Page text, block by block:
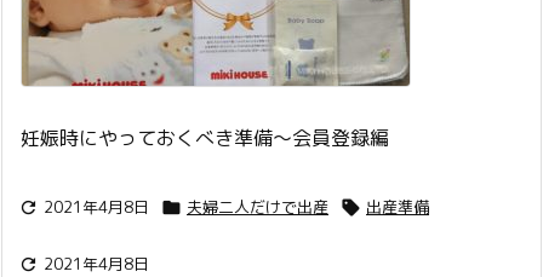
妊娠時にやっておくべき準備〜会員登録編
 2021年4月8日  夫婦二人だけで出産  出産準備
 2021年4月8日